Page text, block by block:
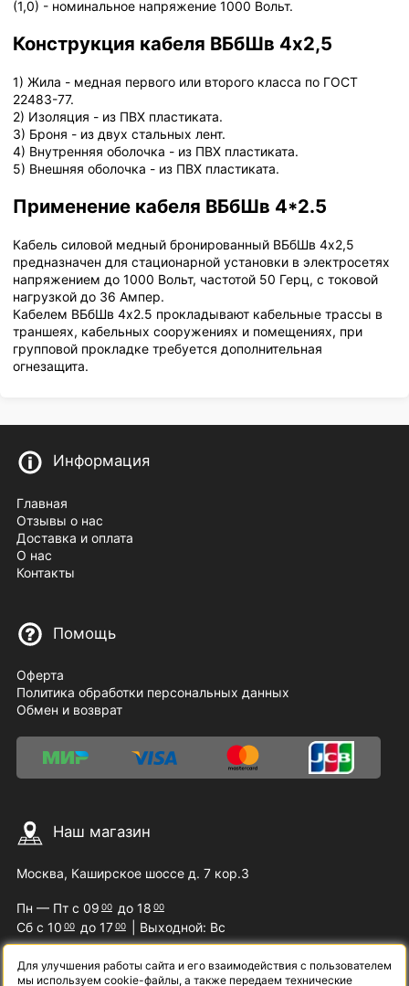
(1,0) - номинальное напряжение 1000 Вольт.
Конструкция кабеля ВБбШв 4х2,5
1) Жила - медная первого или второго класса по ГОСТ
22483-77.
2) Изоляция - из ПВХ пластиката.
3) Броня - из двух стальных лент.
4) Внутренняя оболочка - из ПВХ пластиката.
5) Внешняя оболочка - из ПВХ пластиката.
Применение кабеля ВБбШв 4*2.5
Кабель силовой медный бронированный ВБбШв 4х2,5
предназначен для стационарной установки в электросетях
напряжением до 1000 Вольт, частотой 50 Герц, с токовой
нагрузкой до 36 Ампер.
Кабелем ВБбШв 4х2.5 прокладывают кабельные трассы в
траншеях, кабельных сооружениях и помещениях, при
групповой прокладке требуется дополнительная
огнезащита.
Информация
Главная
Отзывы о нас
Доставка и оплата
О нас
Контакты
Помощь
Оферта
Политика обработки персональных данных
Обмен и возврат
Наш магазин
Москва, Каширское шоссе д. 7 кор.3
Пн — Пт с 09 00 до 18 00
Сб с 10 00 до 1700 | Выходной: Вс
Для улучшения работы сайта и его взаимодействия с пользователем
мы используем cookie-файлы, а также передаем технические